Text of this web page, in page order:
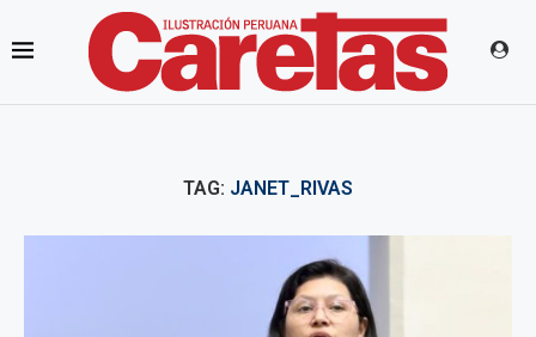
TAG: JANET_RIVAS